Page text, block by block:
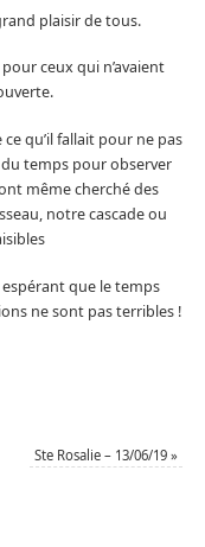
plaisir de tous.
ceux qui n’avaient
qu’il fallait pour ne pas
temps pour observer
même cherché des
notre cascade ou
que le temps
ne sont pas terribles !
Ste Rosalie – 13/06/19»